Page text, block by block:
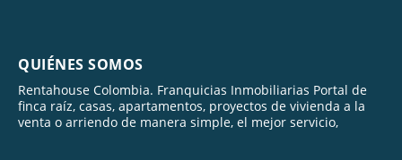
QUIÉNES SOMOS
Rentahouse Colombia. Franquicias Inmobiliarias Portal de
finca raíz, casas, apartamentos, proyectos de vivienda a la
venta o arriendo de manera simple, el mejor servicio,